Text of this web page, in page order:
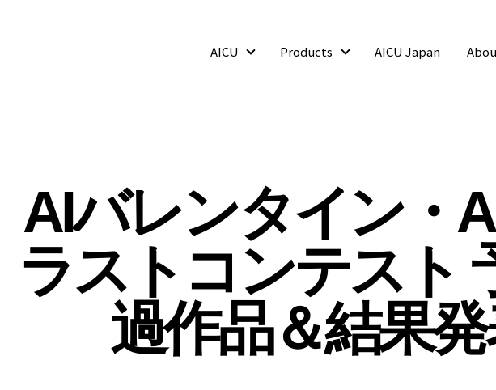
AICU Products AICU Japan
AIバレンタイン・
ラストコンテスト
過作品＆結果